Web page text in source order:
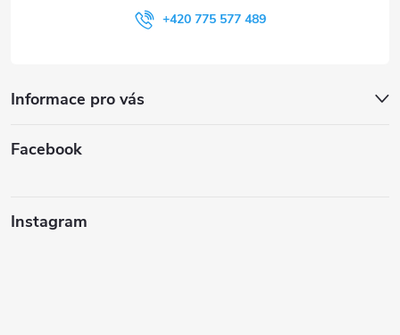
+420 775 577 489
Informace pro vás
Facebook
Instagram